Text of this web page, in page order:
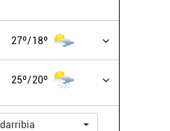
27º 18º
25º 20º